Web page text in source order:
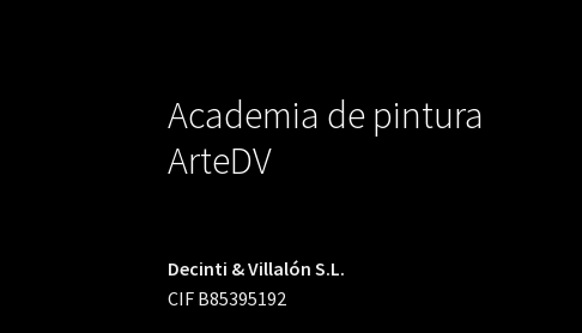
Academia de pintura
ArteDV
Decinti & Villalón S.L.
CIF B85395192